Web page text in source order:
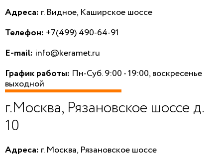
Адреса: г. Видное, Каширское шоссе
Телефон: +7(499) 490-64-91
E-mail: info@keramet.ru
График работы: Пн-Суб. 9:00 - 19:00, воскресенье
выходной
г.Москва, Рязановское шоссе д.
10
Адреса: г. Москва, Рязановское шоссе